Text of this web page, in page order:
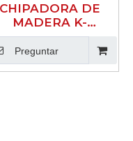
CHIPADORA DE
MADERA K-
NUEVO
TIPO COLOR
AMARILLO Y
Preguntar